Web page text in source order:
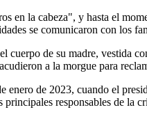
la cabeza", y hasta el
se comunicaron con los
cuerpo de su madre, vestida
a la morgue para
enero de 2023, cuando el
responsables de